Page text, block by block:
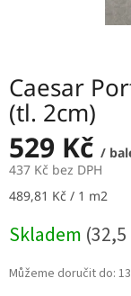
Caesar
(tl. 2cm)
529 Kč /
437 Kč bez DPH
Měrná
489,81 Kč / 1 m2
Skladem
Můžeme doručit do: